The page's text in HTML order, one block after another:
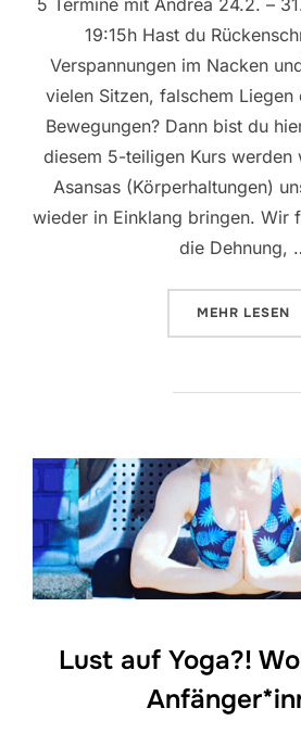
19:15h Hast du
Verspannungen im Nacken
vielen Sitzen, falschem Liegen
Bewegungen? Dann bist du
diesem 5-teiligen Kurs werden
Asansas (Körperhaltungen)
wieder in Einklang bringen. Wir
die Dehnung,
MEHR ÜBER
LESEN
Lust auf Yoga?!